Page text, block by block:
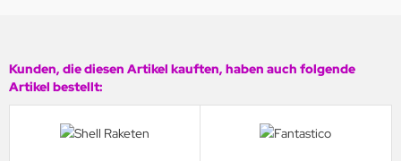
Kunden, die diesen Artikel kauften, haben auch folgende
Artikel bestellt: